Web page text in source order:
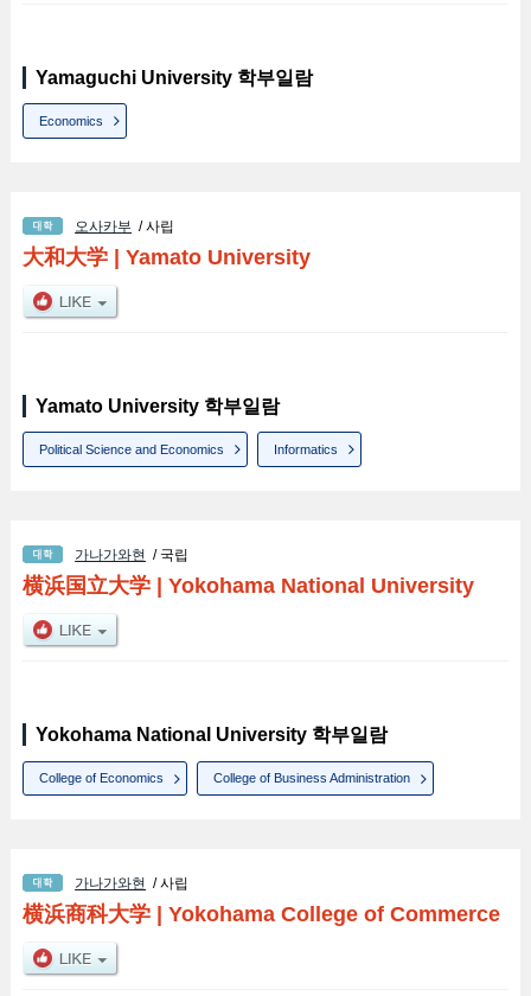
Yamaguchi University 학부일람
Economics
오사카부 / 사립
大和大学| Yamato University
Yamato University 학부일람
Political Science and Economics Informatics
가나가와현 / 국립
横浜国立大学| Yokohama National University
Yokohama National University 학부일람
College of Economics College of Business Administration
가나가와현 / 사립
横浜商科大学| Yokohama College of Commerce